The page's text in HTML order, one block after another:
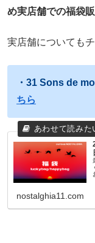
め実店舗での福袋
実店舗についても
・31 Sons de
ちら
nostalghia11.com